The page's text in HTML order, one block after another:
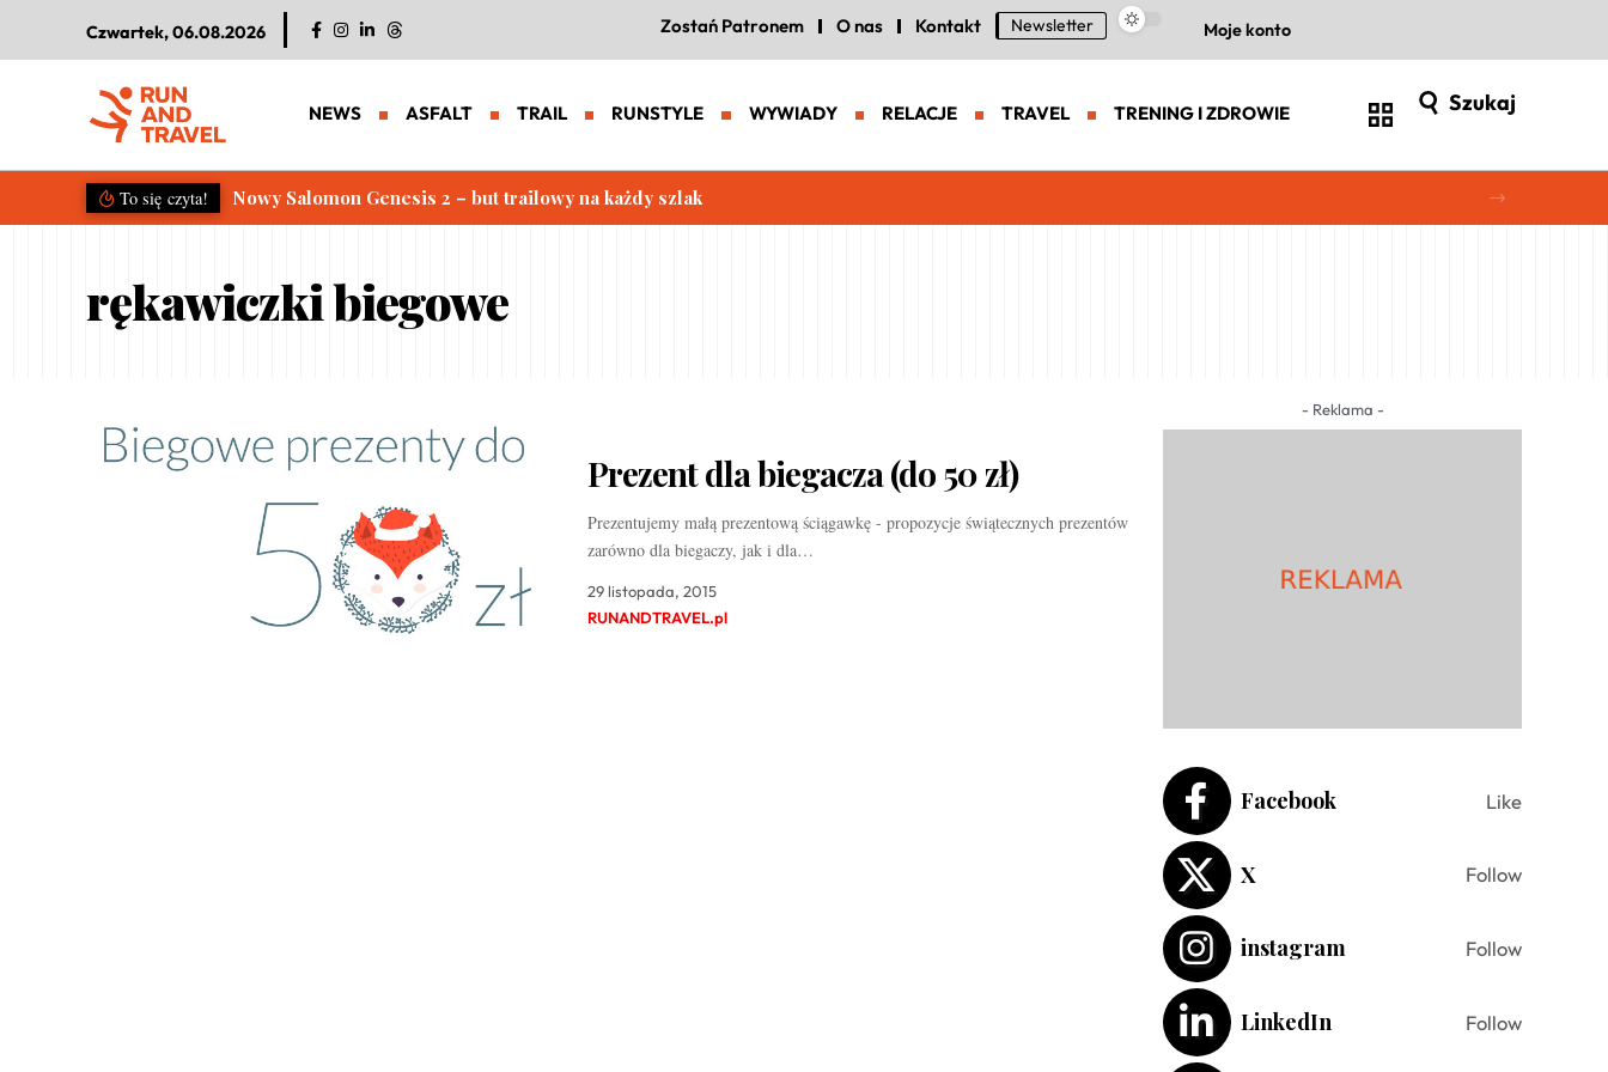
Czwartek, 06.08.2026 Zostań Patronem O nas Kontakt Newsletter Moje konto
NEWS ASFALT TRAIL RUNSTYLE WYWIADY RELACJE TRAVEL TRENING I ZDROWIE Szukaj
To się czyta! Nowy Salomon Genesis 2 – but trailowy na każdy szlak
rękawiczki biegowe
Prezent dla biegacza (do 50 zł)
Prezentujemy małą prezentową ściągawkę - propozycje świątecznych prezentów
zarówno dla biegaczy, jak i dla…
29 listopada, 2015
RUNANDTRAVEL.pl
- Reklama -
Facebook Like
X Follow
instagram Follow
LinkedIn Follow